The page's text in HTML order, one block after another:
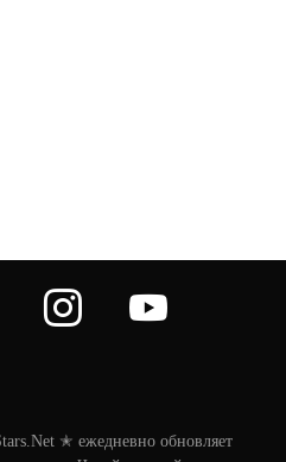
instagram
✭ ежедневно обновляет